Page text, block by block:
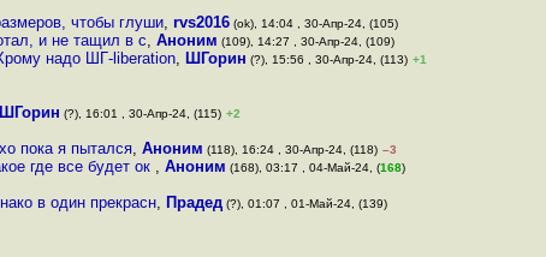
чтобы глуши, rvs2016 (ok), 14:04 , 30-Апр-24, (105)
и не тащил в с, Аноним (109), 14:27 , 30-Апр-24, (109)
надо ШГ-liberation, ШГорин (?), 15:56 , 30-Апр-24, (113) +1
ШГорин (?), 16:01 , 30-Апр-24, (115) +2
пока я пытался, Аноним (118), 16:24 , 30-Апр-24, (118) –3
где все будет ок , Аноним (168), 03:17 , 04-Май-24, (168)
в один прекрасн, Прадед (?), 01:07 , 01-Май-24, (139)